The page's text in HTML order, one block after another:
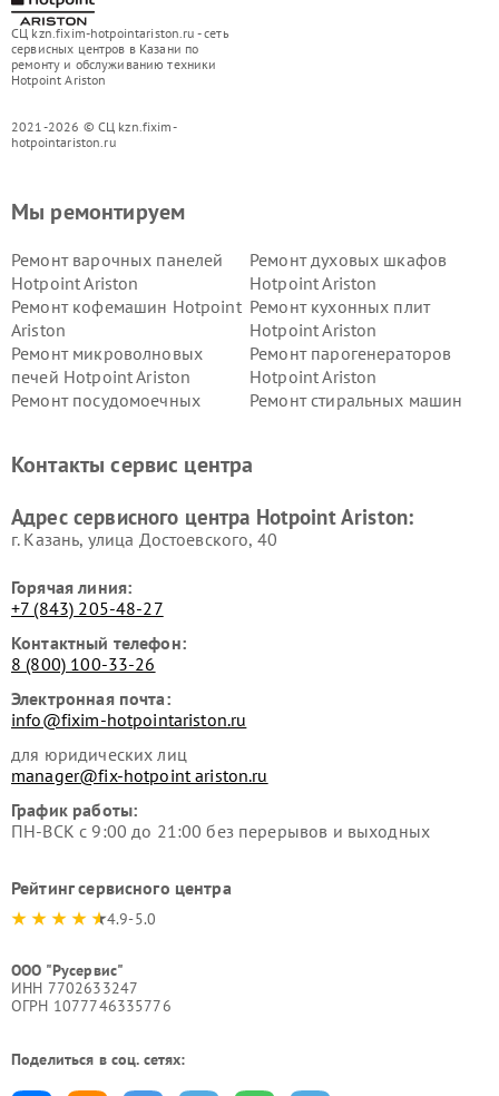
СЦ kzn.fixim-hotpointariston.ru - сеть
сервисных центров в Казани по
ремонту и обслуживанию техники
Hotpoint Ariston
2021-2026 © СЦ kzn.fixim-
hotpointariston.ru
Мы ремонтируем
Ремонт варочных панелей
Hotpoint Ariston
Ремонт духовых шкафов
Hotpoint Ariston
Ремонт кофемашин Hotpoint
Ariston
Ремонт кухонных плит
Hotpoint Ariston
Ремонт микроволновых
печей Hotpoint Ariston
Ремонт парогенераторов
Hotpoint Ariston
Ремонт посудомоечных
Ремонт стиральных машин
Hotpoint Ariston
Hotpoint Ariston
Ariston
Hotpoint Ariston
Контакты сервис центра
Адрес сервисного центра Hotpoint Ariston:
г. Казань, улица Достоевского, 40
Горячая линия:
+7 (843) 205-48-27
Контактный телефон:
8 (800) 100-33-26
Электронная почта:
info@fixim-hotpointariston.ru
для юридических лиц
manager@fix-hotpoint ariston.ru
График работы:
ПН-ВСК с 9:00 до 21:00 без перерывов и выходных
Рейтинг сервисного центра
4.9-5.0
ООО "Русервис"
ИНН 7702633247
ОГРН 1077746335776
Поделиться в соц. сетях: